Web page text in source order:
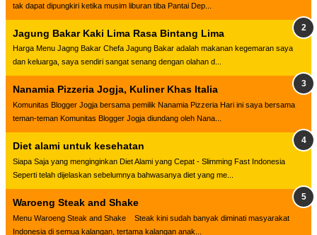
tak dapat dipungkiri ketika musim liburan tiba Pantai Dep...
Jagung Bakar Kaki Lima Rasa Bintang Lima
Harga Menu Jagng Bakar Chefa Jagung Bakar adalah makanan kegemaran saya
dan keluarga, saya sendiri sangat senang dengan olahan d...
Nanamia Pizzeria Jogja, Kuliner Khas Italia
Komunitas Blogger Jogja bersama pemilik Nanamia Pizzeria Hari ini saya bersama
teman-teman Komunitas Blogger Jogja diundang oleh Nana...
Diet alami untuk kesehatan
Siapa Saja yang menginginkan Diet Alami yang Cepat - Slimming Fast Indonesia
Seperti telah dijelaskan sebelumnya bahwasanya diet yang me...
Waroeng Steak and Shake
Menu Waroeng Steak and Shake Steak kini sudah banyak diminati masyarakat
Indonesia di semua kalangan, tertama kalangan anak...